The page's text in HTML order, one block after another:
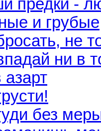
предки -
и грубые
не
ни в
азарт
без